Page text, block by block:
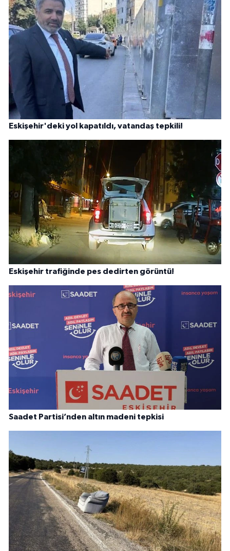
Eskişehir'deki yol kapatıldı, vatandaş tepkili!
Eskişehir trafiğinde pes dedirten görüntü!
Saadet Partisi’nden altın madeni tepkisi